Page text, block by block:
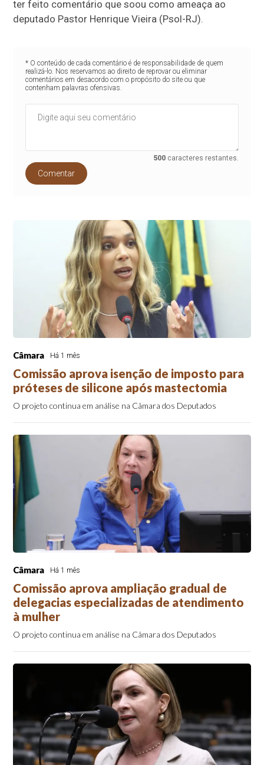
ter feito comentário que soou como ameaça ao
deputado Pastor Henrique Vieira (Psol-RJ).
* O conteúdo de cada comentário é de responsabilidade de quem
realizá-lo. Nos reservamos ao direito de reprovar ou eliminar
comentários em desacordo com o propósito do site ou que
contenham palavras ofensivas.
500 caracteres restantes.
Comentar
Câmara Há 1 mês
Comissão aprova isenção de imposto para
próteses de silicone após mastectomia
O projeto continua em análise na Câmara dos Deputados
Câmara Há 1 mês
Comissão aprova ampliação gradual de
delegacias especializadas de atendimento
à mulher
O projeto continua em análise na Câmara dos Deputados